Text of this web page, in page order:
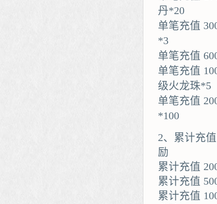
丹*20
单笔充值
*3
单笔充值
单笔充值
级火龙珠*5
单笔充值
*100
2、累计充
励
累计充值
累计充值
累计充值